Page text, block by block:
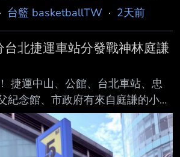
些年一系列操作+富邦陣容漸漸弱
職籃成立後才新增的球隊，但現在
面等級的林庭謙 後，帳面戰力有
盟前段班，而且相信就算不破圈，
著林來支持 戰神 反觀富邦在新賽
，剩餘陣容落入了沒有球星的情
票房或許也會 受到不少考驗…. 大
～大家認為現在誰比較像台北的代
· 台籃 basketballTW · 2天前
台北捷運車站分發戰神林庭謙
捷運中山、公館、台北車站、忠
紀念館、市政府有來自庭謙的小驚
的粉絲朋友走過路過不要錯過
PzixuAv.jpeg
Pw4j6UN.jpeg